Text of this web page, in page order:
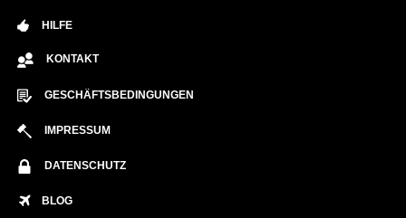
HILFE
KONTAKT
GESCHÄFTSBEDINGUNGEN
IMPRESSUM
DATENSCHUTZ
BLOG